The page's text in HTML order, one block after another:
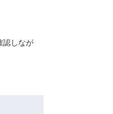
認しなが